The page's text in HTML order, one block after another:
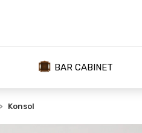
BAR CABINET
Konsol